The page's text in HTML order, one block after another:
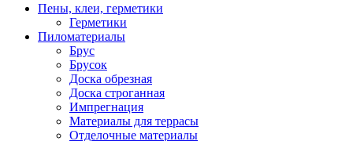
Пены, клеи, герметики
Герметики
Пиломатериалы
Брус
Брусок
Доска обрезная
Доска строганная
Импрегнация
Материалы для террасы
Отделочные материалы